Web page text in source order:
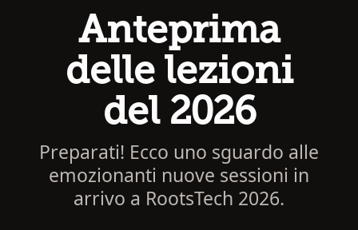
Anteprima
delle lezioni
del 2026
Preparati! Ecco uno sguardo alle
emozionanti nuove sessioni in
arrivo a RootsTech 2026.